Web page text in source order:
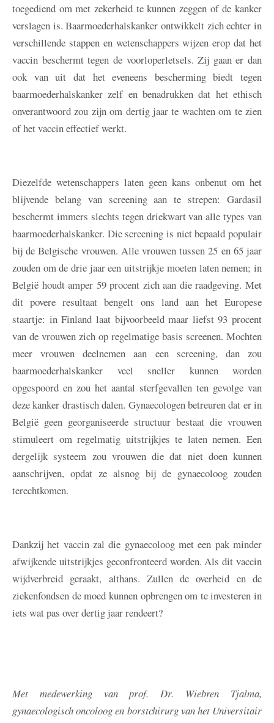
toegediend om met zekerheid te kunnen zeggen of de kanker
verslagen is. Baarmoederhalskanker ontwikkelt zich echter in
verschillende stappen en wetenschappers wijzen erop dat het
vaccin beschermt tegen de voorloperletsels. Zij gaan er dan
ook van uit dat het eveneens bescherming biedt tegen
baarmoederhalskanker zelf en benadrukken dat het ethisch
onverantwoord zou zijn om dertig jaar te wachten om te zien
of het vaccin effectief werkt.
Diezelfde wetenschappers laten geen kans onbenut om het
blijvende belang van screening aan te strepen: Gardasil
beschermt immers slechts tegen driekwart van alle types van
baarmoederhalskanker. Die screening is niet bepaald populair
bij de Belgische vrouwen. Alle vrouwen tussen 25 en 65 jaar
zouden om de drie jaar een uitstrijkje moeten laten nemen; in
België houdt amper 59 procent zich aan die raadgeving. Met
dit povere resultaat bengelt ons land aan het Europese
staartje: in Finland laat bijvoorbeeld maar liefst 93 procent
van de vrouwen zich op regelmatige basis screenen. Mochten
meer vrouwen deelnemen aan een screening, dan zou
baarmoederhalskanker veel sneller kunnen worden
opgespoord en zou het aantal sterfgevallen ten gevolge van
deze kanker drastisch dalen. Gynaecologen betreuren dat er in
België geen georganiseerde structuur bestaat die vrouwen
stimuleert om regelmatig uitstrijkjes te laten nemen. Een
dergelijk systeem zou vrouwen die dat niet doen kunnen
aanschrijven, opdat ze alsnog bij de gynaecoloog zouden
terechtkomen.
Dankzij het vaccin zal die gynaecoloog met een pak minder
afwijkende uitstrijkjes geconfronteerd worden. Als dit vaccin
wijdverbreid geraakt, althans. Zullen de overheid en de
ziekenfondsen de moed kunnen opbrengen om te investeren in
iets wat pas over dertig jaar rendeert?
Met medewerking van prof. Dr. Wiebren Tjalma,
gynaecologisch oncoloog en borstchirurg van het Universitair